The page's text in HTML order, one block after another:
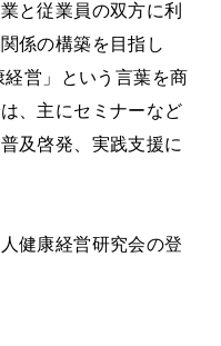
と従業員の双方に利
係の構築を目指し
営」という言葉を商
、主にセミナーなど
及啓発、実践支援に
健康経営研究会の登